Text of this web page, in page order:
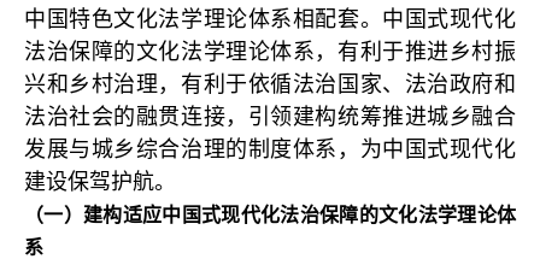
中国特色文化法学理论体系相配套。中国式现代化
法治保障的文化法学理论体系，有利于推进乡村振
兴和乡村治理，有利于依循法治国家、法治政府和
法治社会的融贯连接，引领建构统筹推进城乡融合
发展与城乡综合治理的制度体系，为中国式现代化
建设保驾护航。
（一）建构适应中国式现代化法治保障的文化法学理论体
系